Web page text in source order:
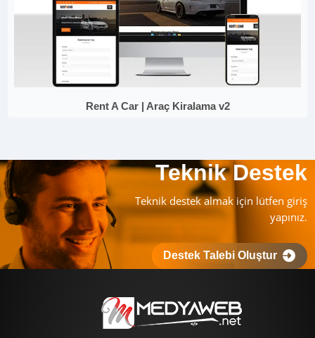
Rent A Car | Araç Kiralama v2
Teknik Destek
Teknik destek almak için lütfen giriş
yapınız.
Destek Talebi Oluştur